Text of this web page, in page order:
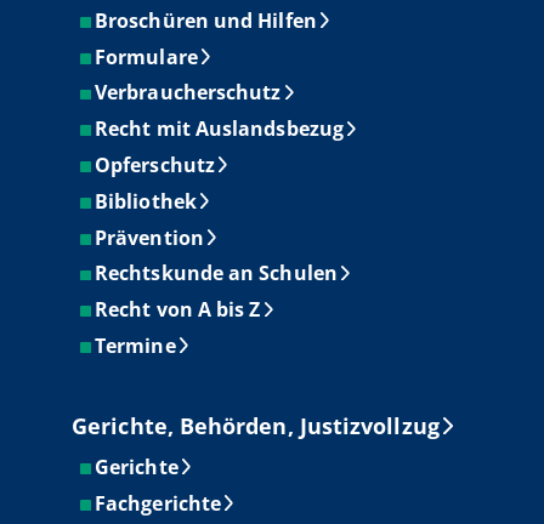
Broschüren und Hilfen
Formulare
Verbraucherschutz
Recht mit Auslandsbezug
Opferschutz
Bibliothek
Prävention
Rechtskunde an Schulen
Recht von A bis Z
Termine
Gerichte, Behörden, Justizvollzug
Gerichte
Fachgerichte